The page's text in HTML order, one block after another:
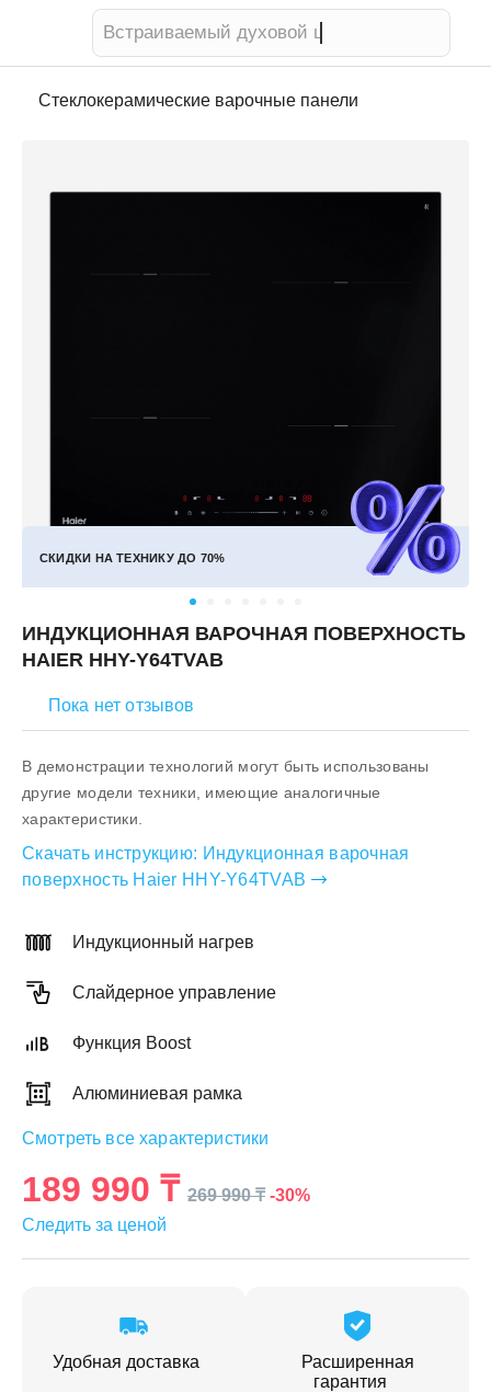
на товары
упаковки
к выбору
Выберите свою стирально-сушильную
Телевизор
Стеклокерамические варочные панели
ИНДУКЦИОННАЯ ВАРОЧНАЯ ПОВЕРХНОСТЬ
HAIER HHY-Y64TVAB
Пока нет отзывов
СКИДКИ НА ТЕХНИКУ ДО 70%
В демонстрации технологий могут быть использованы
другие модели техники, имеющие аналогичные
характеристики.
Скачать инструкцию: Индукционная варочная
поверхность Haier HHY-Y64TVAB
Индукционный нагрев
Слайдерное управление
Функция Boost
Алюминиевая рамка
Смотреть все характеристики
189 990 ₸ 269 990 ₸ -30%
Следить за ценой
Удобная доставка
Расширенная
гарантия